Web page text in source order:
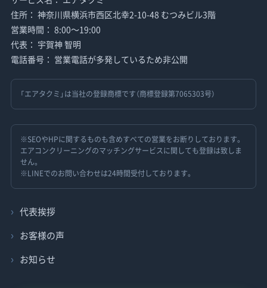
住所： 神奈川県横浜市西区北幸2-10-48 むつみビル3階
営業時間： 8:00〜19:00
代表： 宇賀神 智明
電話番号： 営業電話が多発しているため非公開
「エアタクミ」は当社の登録商標です（商標登録第7065303号）
※SEOやHPに関するものも含めすべての営業をお断りしております。
エアコンクリーニングのマッチングサービスに関しても登録は致しま
せん。
※LINEでのお問い合わせは24時間受付しております。
代表挨拶
お客様の声
お知らせ